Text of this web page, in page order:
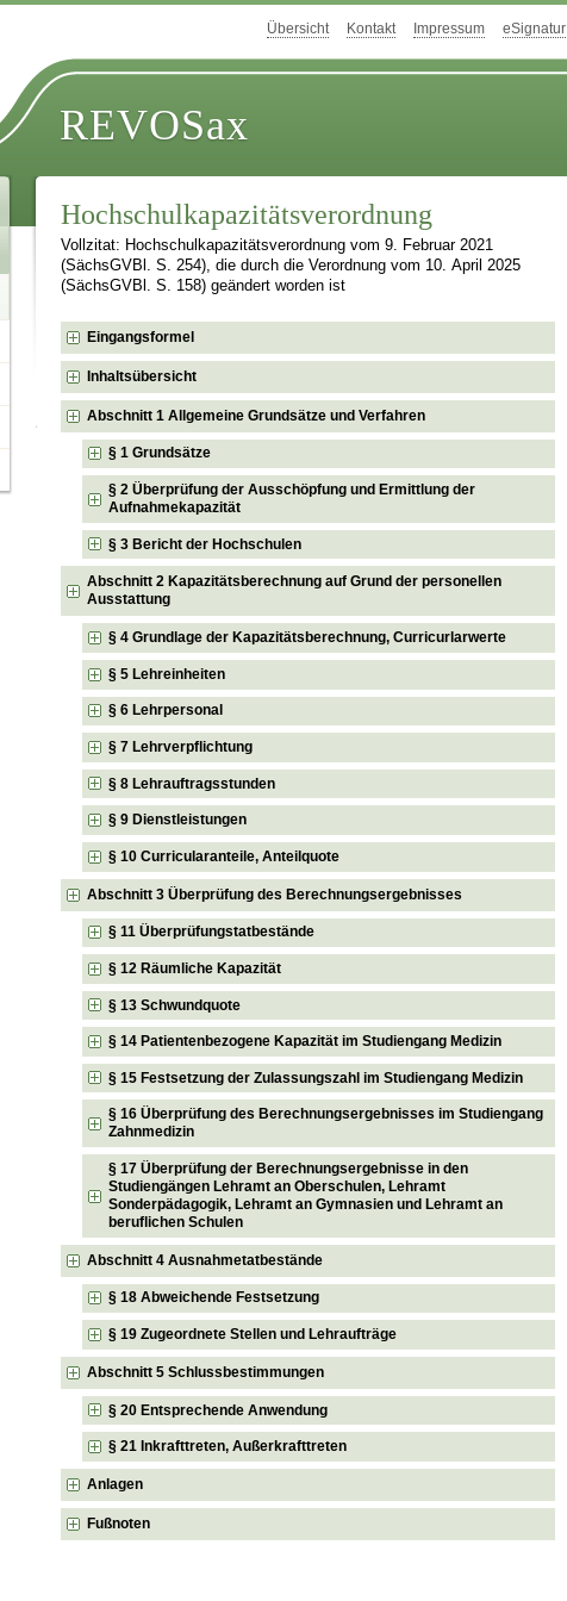
Übersicht Kontakt Impressum eSignatur
REVOSax
Hochschulkapazitätsverordnung
Vollzitat: Hochschulkapazitätsverordnung vom 9. Februar 2021
(SächsGVBl. S. 254), die durch die Verordnung vom 10. April 2025
(SächsGVBl. S. 158) geändert worden ist
Eingangsformel
Inhaltsübersicht
Abschnitt 1 Allgemeine Grundsätze und Verfahren
§ 1 Grundsätze
§ 2 Überprüfung der Ausschöpfung und Ermittlung der
Aufnahmekapazität
§ 3 Bericht der Hochschulen
Abschnitt 2 Kapazitätsberechnung auf Grund der personellen
Ausstattung
§ 4 Grundlage der Kapazitätsberechnung, Curricurlarwerte
§ 5 Lehreinheiten
§ 6 Lehrpersonal
§ 7 Lehrverpflichtung
§ 8 Lehrauftragsstunden
§ 9 Dienstleistungen
§ 10 Curricularanteile, Anteilquote
Abschnitt 3 Überprüfung des Berechnungsergebnisses
§ 11 Überprüfungstatbestände
§ 12 Räumliche Kapazität
§ 13 Schwundquote
§ 14 Patientenbezogene Kapazität im Studiengang Medizin
§ 15 Festsetzung der Zulassungszahl im Studiengang Medizin
§ 16 Überprüfung des Berechnungsergebnisses im Studiengang
Zahnmedizin
§ 17 Überprüfung der Berechnungsergebnisse in den
Studiengängen Lehramt an Oberschulen, Lehramt
Sonderpädagogik, Lehramt an Gymnasien und Lehramt an
beruflichen Schulen
Abschnitt 4 Ausnahmetatbestände
§ 18 Abweichende Festsetzung
§ 19 Zugeordnete Stellen und Lehraufträge
Abschnitt 5 Schlussbestimmungen
§ 20 Entsprechende Anwendung
§ 21 Inkrafttreten, Außerkrafttreten
Anlagen
Fußnoten